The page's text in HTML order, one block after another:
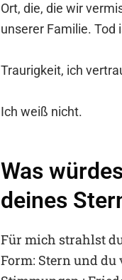
Ort, die, die wir
unserer Familie. Tod
Traurigkeit, ich
Ich weiß nicht.
Was
deines
Für mich strahlst
Form: Stern und du